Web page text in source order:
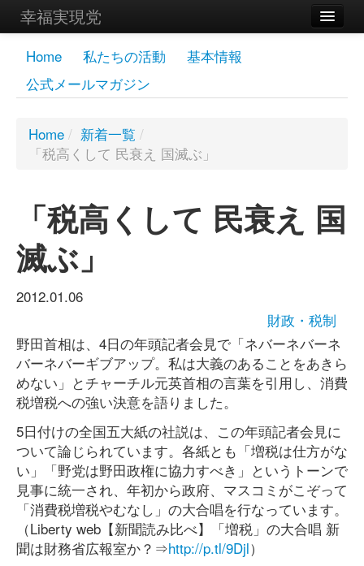
幸福実現党
メンバーズページ
党員
お問い合わせ
Home 私たちの活動
基本情報
公式メールマガジン
Home / 新着一覧 /
「税高くして 民衰え 国滅ぶ」
「税高くして 民衰え 国
滅ぶ」
2012.01.06
財政・税制
野田首相は、4日の年頭記者会見で「ネバーネバーネ
バーネバーギブアップ。私は大義のあることをあきら
めない」とチャーチル元英首相の言葉を引用し、消費
税増税への強い決意を語りました。
5日付けの全国五大紙の社説は、この年頭記者会見に
ついて論じられています。各紙とも「増税は仕方がな
い」「野党は野田政権に協力すべき」というトーンで
見事に統一され、年初から政府、マスコミがこぞって
「消費税増税やむなし」の大合唱を行なっています。
（Liberty web【新聞読み比べ】「増税」の大合唱 新
聞は財務省広報室か？⇒http://p.tl/9Djl）